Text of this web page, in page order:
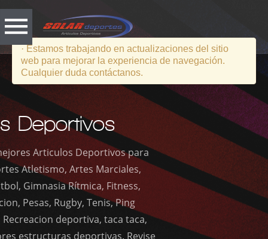
· Estamos trabajando en actualizaciones del sitio
web para mejorar la experiencia de navegación.
Cualquier duda contáctanos.
Atendemos
Universidades - Instituciones - Colegios - Jardines
Infantiles - Municipalidades - Empresas -
Particulares. Envíenos un mail con los productos
a cotizar, ventas@solardeportes.cl